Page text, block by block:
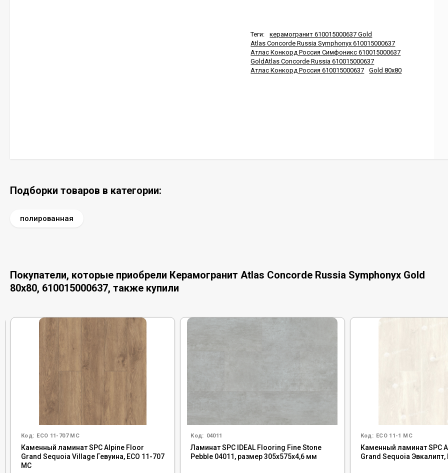
Теги:
керамогранит 610015000637 Gold
Atlas Concorde Russia Symphonyx 610015000637
Атлас Конкорд Россия Симфоникс 610015000637
GoldAtlas Concorde Russia 610015000637
Атлас Конкорд Россия 610015000637
Gold 80x80
Подборки товаров в категории:
полированная
Покупатели, которые приобрели Керамогранит Atlas Concorde Russia Symphonyx Gold
80x80, 610015000637, также купили
Код: ECO 11-707 MC
Каменный ламинат SPC Alpine Floor
Grand Sequoia Village Гевуина, ECO 11-707
MC
Код: 04011
Ламинат SPC IDEAL Flooring Fine Stone
Pebble 04011, размер 305x575x4,6 мм
Код: ECO 11-1 MC
Каменный ламинат SPC
Grand Sequoia Эвкалипт,